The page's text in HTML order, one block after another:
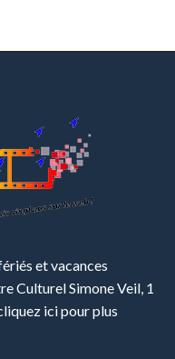
et vacances
Culturel Simone Veil, 1
ici pour plus